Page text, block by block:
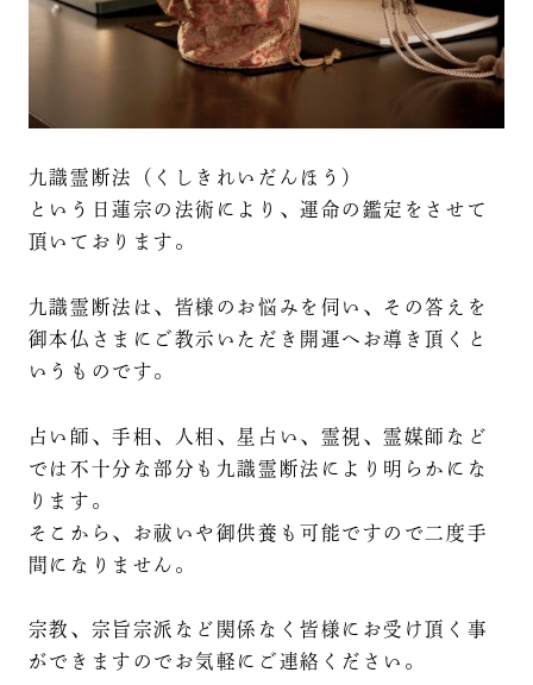
九識霊断法（くしきれいだんほう）
という日蓮宗の法術により、運命の鑑定をさせて
頂いております。
九識霊断法は、皆様のお悩みを伺い、その答えを
御本仏さまにご教示いただき開運へお導き頂くと
いうものです。
占い師、手相、人相、星占い、霊視、霊媒師など
では不十分な部分も九識霊断法により明らかにな
ります。
そこから、お祓いや御供養も可能ですので二度手
間になりません。
宗教、宗旨宗派など関係なく皆様にお受け頂く事
ができますのでお気軽にご連絡ください。